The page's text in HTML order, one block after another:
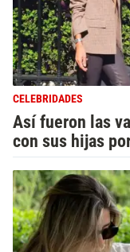
CELEBRIDADES
Así fueron las
con sus hijas